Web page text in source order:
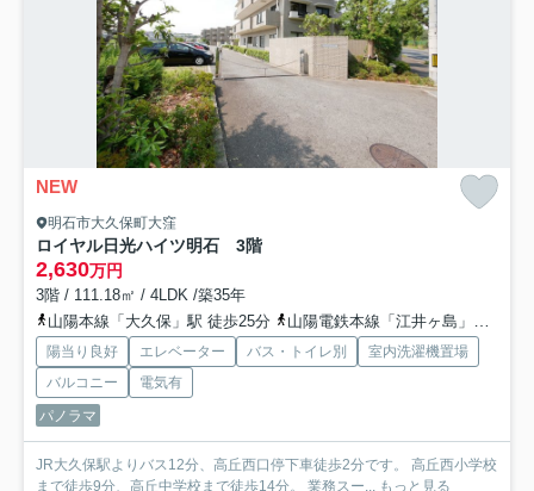
NEW
明石市大久保町大窪
ロイヤル日光ハイツ明石 3階
2,630万円
3階 / 111.18㎡ / 4LDK /築35年
山陽本線「大久保」駅 徒歩25分
山陽電鉄本線「江井ヶ島」駅 徒歩50分
陽当り良好 エレベーター バス・トイレ別
室内洗濯機置場
バルコニー
電気有
パノラマ
JR大久保駅よりバス12分、高丘西口停下車徒歩2分です。 高丘西小学校
まで徒歩9分、高丘中学校まで徒歩14分。 業務スー...
もっと見る